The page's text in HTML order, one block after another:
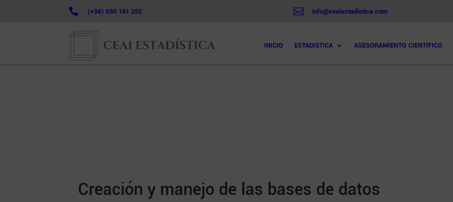
 (+34) 650 161 252  info@ceaiestadistica.com
INICIO ESTADISTICA ASESORAMIENTO CIENTÍFICO
Creación y manejo de las bases de datos